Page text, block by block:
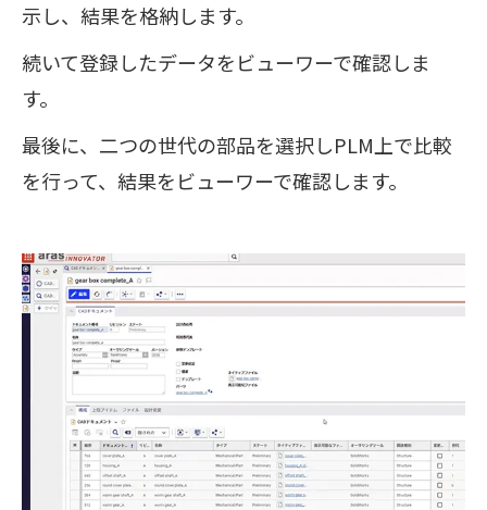
示し、結果を格納します。
続いて登録したデータをビューワーで確認しま
す。
最後に、二つの世代の部品を選択しPLM上で比較
を行って、結果をビューワーで確認します。